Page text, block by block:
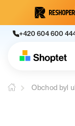
+420 604 600
Obchod byl